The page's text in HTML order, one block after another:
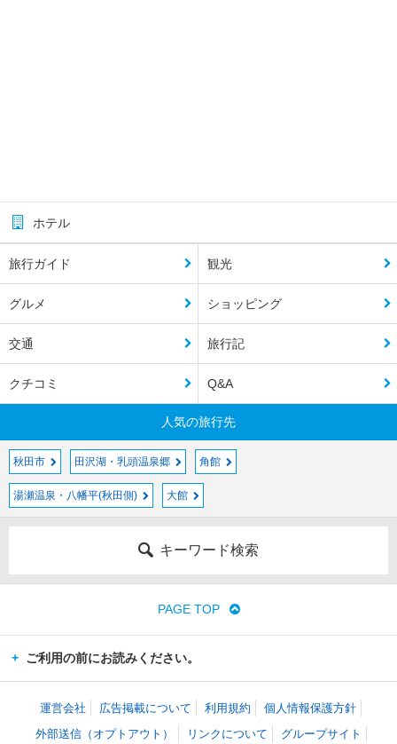
ホテル
旅行ガイド 観光
グルメ ショッピング
交通 旅行記
クチコミ Q&A
人気の旅行先
秋田市 田沢湖・乳頭温泉郷 角館
湯瀬温泉・八幡平(秋田側) 大館
キーワード検索
PAGE TOP
ご利用の前にお読みください。
運営会社 広告掲載について 利用規約
個人情報保護方針
外部送信（オプトアウト）
リンクについて グループサイト